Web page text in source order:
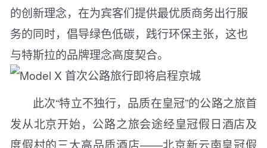
的创新理念，在为宾客们提供最优质商务出行服
务的同时，倡导绿色低碳，践行环保主张，这也
与特斯拉的品牌理念高度契合。
此次“特立不独行，品质在皇冠”的公路之旅首
发从北京开始，公路之旅会途经皇冠假日酒店及
度假村的三大高品质酒店——北京新云南皇冠假